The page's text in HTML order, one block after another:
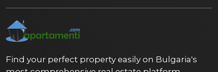
Find your perfect property easily on Bulgaria's